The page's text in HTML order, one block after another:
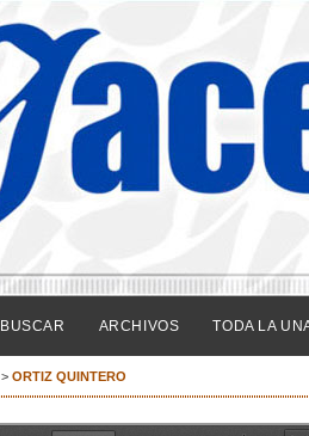
BUSCAR ARCHIVOS TODA LA
> ORTIZ QUINTERO